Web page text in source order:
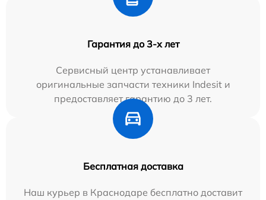
Гарантия до 3-х лет
Сервисный центр устанавливает
оригинальные запчасти техники Indesit и
предоставляет гарантию до 3 лет.
Бесплатная доставка
Наш курьер в Краснодаре бесплатно доставит